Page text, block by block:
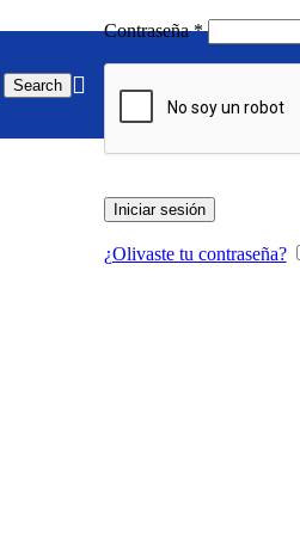
Search
Contraseña*Requerido
Iniciar sesión
¿Olivaste tu contraseña?